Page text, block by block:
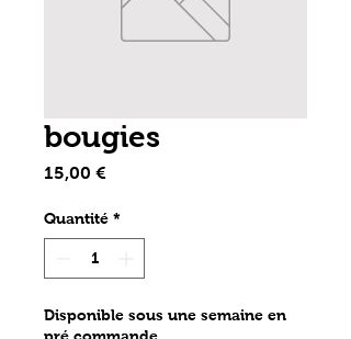
bougies
15,00 €
Quantité *
Disponible sous une semaine en
pré commande